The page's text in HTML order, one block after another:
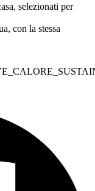
selezionati per
con la stessa